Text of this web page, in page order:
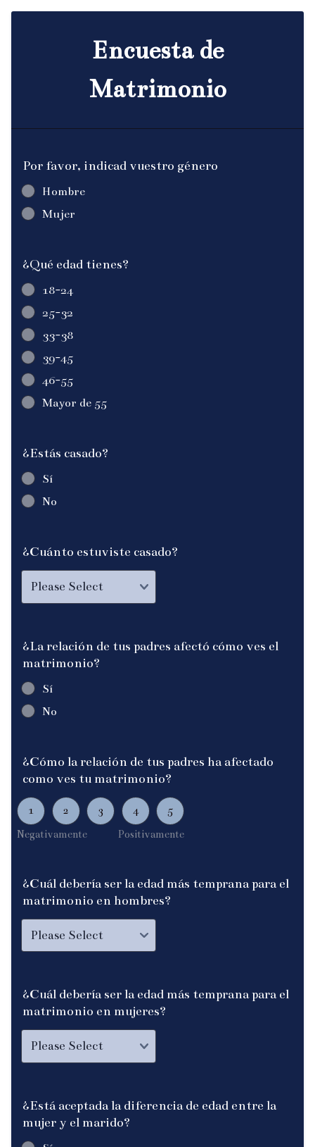
Encuesta de
Matrimonio
Por favor, indicad vuestro género
Hombre
Mujer
¿Qué edad tienes?
18-24
25-32
33-38
39-45
46-55
Mayor de 55
¿Estás casado?
Sí
No
¿Cuánto estuviste casado?
¿La relación de tus padres afectó cómo ves el
matrimonio?
Sí
No
¿Cómo la relación de tus padres ha afectado
como ves tu matrimonio?
Negativamente
1 2 3
4
Positivamente
5
1 is Negativamente, 5 is Positivamente
¿Cuál debería ser la edad más temprana para el
matrimonio en hombres?
¿Cuál debería ser la edad más temprana para el
matrimonio en mujeres?
¿Está aceptada la diferencia de edad entre la
mujer y el marido?